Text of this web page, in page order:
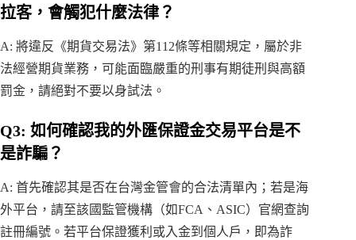
拉客，會觸犯什麼法律？
A: 將違反《期貨交易法》第112條等相關規定，屬於非
法經營期貨業務，可能面臨嚴重的刑事有期徒刑與高額
罰金，請絕對不要以身試法。
Q3: 如何確認我的外匯保證金交易平台是不
是詐騙？
A: 首先確認其是否在台灣金管會的合法清單內；若是海
外平台，請至該國監管機構（如FCA、ASIC）官網查詢
註冊編號。若平台保證獲利或入金到個人戶，即為詐